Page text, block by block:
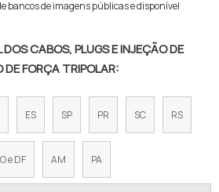
bancos de imagens públicas e disponível
CABOS, PLUGS E INJEÇÃO DE
FORÇA TRIPOLAR:
ES SP PR SC RS
e DF AM PA